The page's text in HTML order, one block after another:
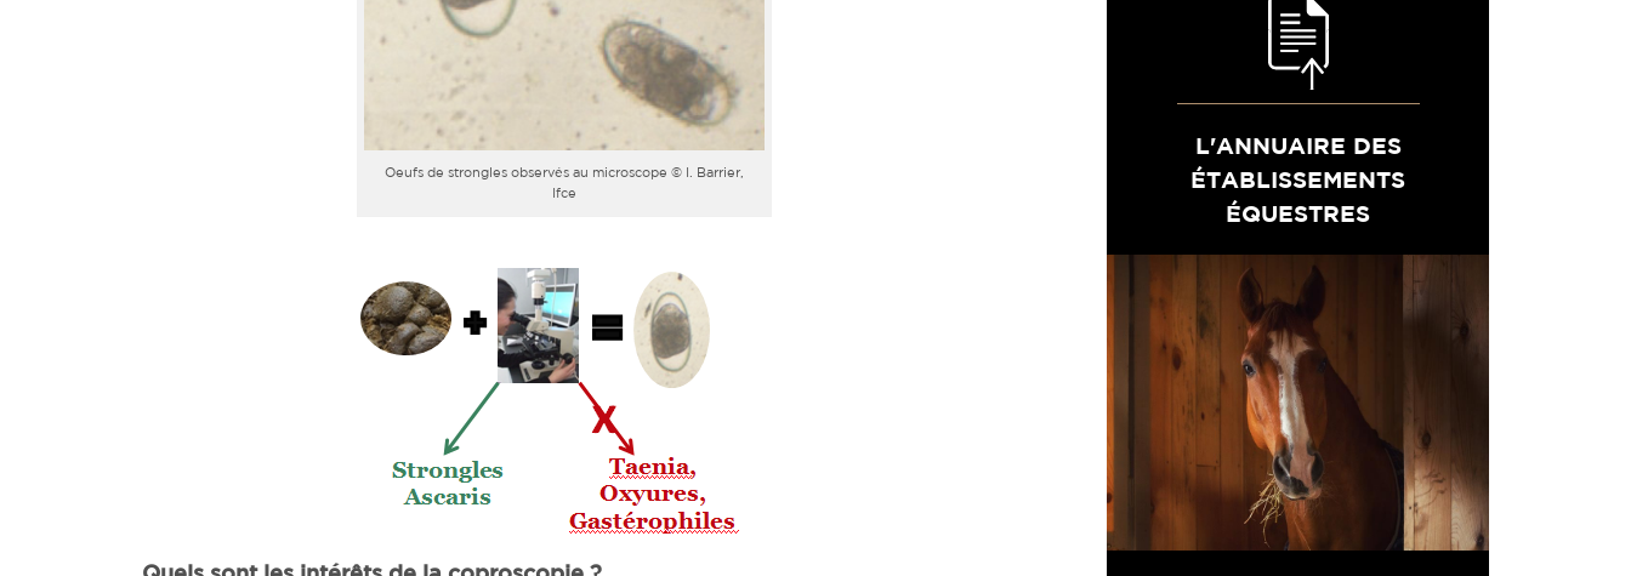
Oeufs de strongles observés au microscope © I. Barrier,
Ifce
L'ANNUAIRE DES
ÉTABLISSEMENTS
ÉQUESTRES